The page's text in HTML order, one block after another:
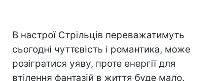
В настрої Стрільців переважатимуть
сьогодні чуттєвість і романтика, може
розігратися уяву, проте енергії для
втілення фантазій в життя буде мало.